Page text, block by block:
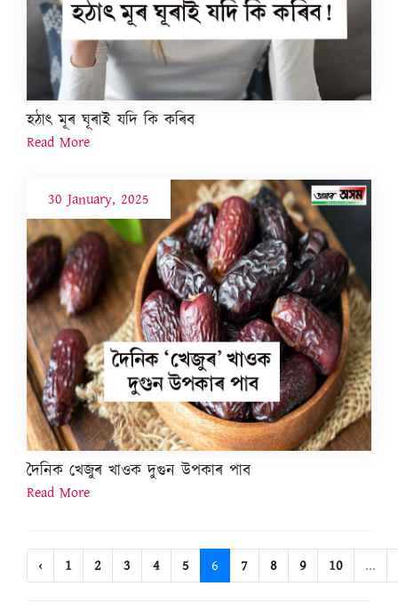
হঠাৎ মূৰ ঘূৰাই যদি কি কৰিব
Read More
30 January, 2025
দৈনিক খেজুৰ খাওক দুগুন উপকাৰ পাব
Read More
‹ 1 2 3 4 5 6 7 8 9 10 ...